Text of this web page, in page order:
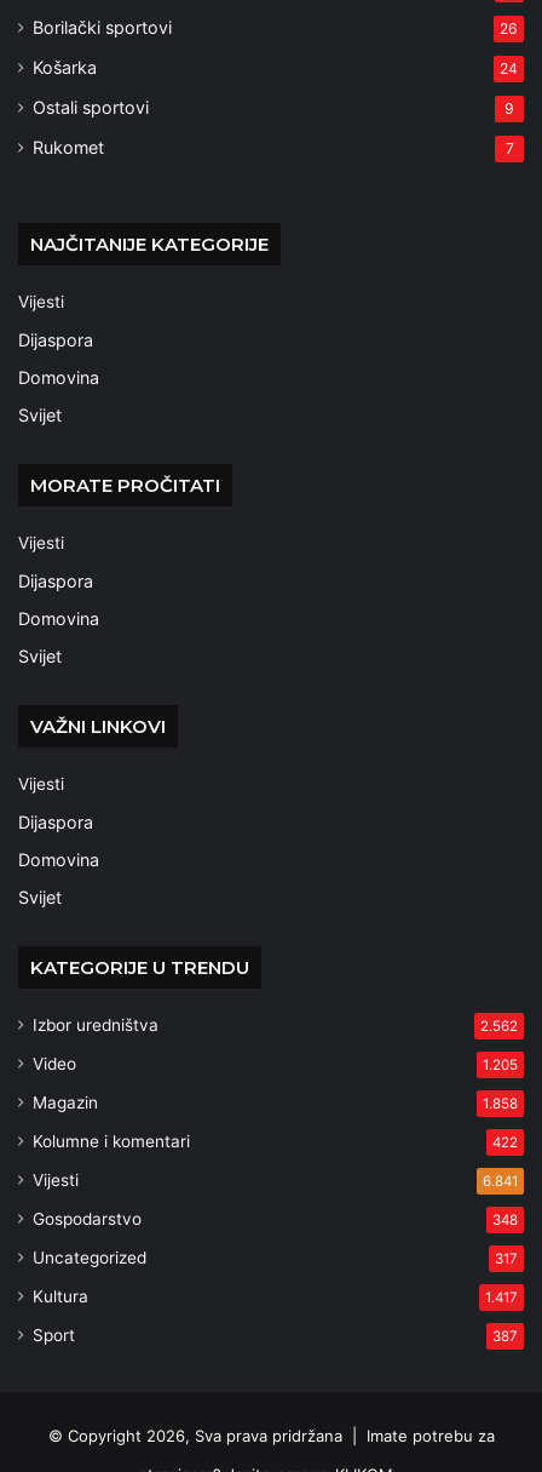
Borilački sportovi 26
Košarka 24
Ostali sportovi 9
Rukomet 7
NAJČITANIJE KATEGORIJE
Vijesti
Dijaspora
Domovina
Svijet
MORATE PROČITATI
Vijesti
Dijaspora
Domovina
Svijet
VAŽNI LINKOVI
Vijesti
Dijaspora
Domovina
Svijet
KATEGORIJE U TRENDU
Izbor uredništva 2.562
Video 1.205
Magazin 1.858
Kolumne i komentari 422
Vijesti 6.841
Gospodarstvo 348
Uncategorized 317
Kultura 1.417
Sport 387
© Copyright 2026, Sva prava pridržana | Imate potrebu za